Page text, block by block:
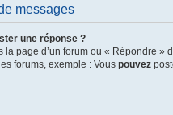
messages
une réponse ?
page d’un forum ou « Répondre
forums, exemple : Vous pouvez